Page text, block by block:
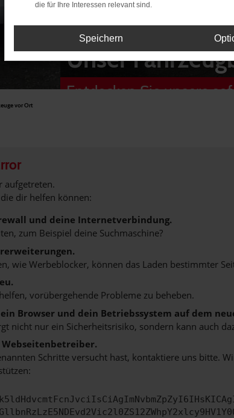
Unser
Entdecken Sie unsere
vor Ort
aufgetreten.
dir helfen können:
und deine Internetverbindung.
zum Beispiel deine Suchmaschine?
wie Werbeblocker, können das Laden bestimmter
vorübergehende Probleme zu beheben.
Browser und dein Betriebssystem auf dem
nicht nur ein Sicherheitsrisiko, sondern kann auch
Schritte versucht hast, kontaktiere uns bitte.
die für Ihre Interessen relevant sind.
Speichern